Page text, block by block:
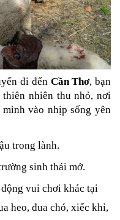
đi đến Cần Thơ, bạn
nhiên thu nhỏ, nơi
vào nhịp sống yên
trong lành.
sinh thái mở.
vui chơi khác tại
heo, đua chó, xiếc khỉ,